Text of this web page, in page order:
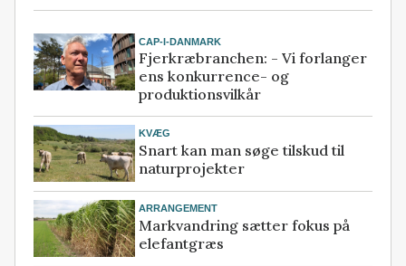
CAP-I-DANMARK
Fjerkræbranchen: - Vi forlanger
ens konkurrence- og
produktionsvilkår
KVÆG
Snart kan man søge tilskud til
naturprojekter
ARRANGEMENT
Markvandring sætter fokus på
elefantgræs